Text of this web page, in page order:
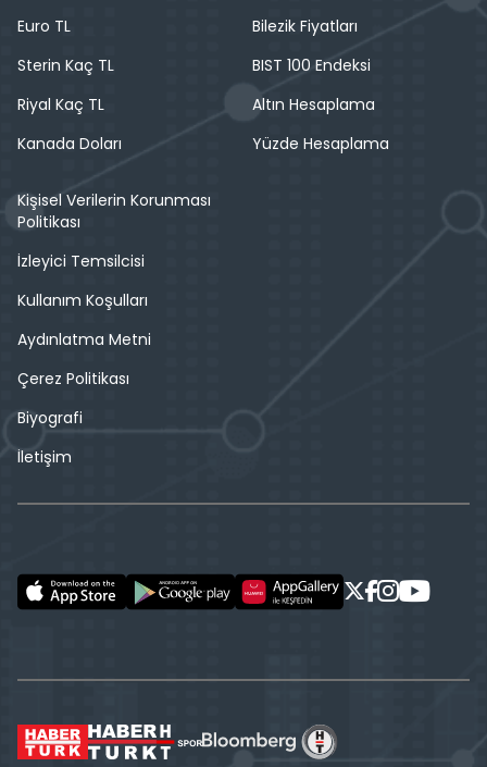
Euro TL
Sterin Kaç TL
Riyal Kaç TL
Kanada Doları
Bilezik Fiyatları
BIST 100 Endeksi
Altın Hesaplama
Yüzde Hesaplama
Kişisel Verilerin Korunması
Politikası
İzleyici Temsilcisi
Kullanım Koşulları
Aydınlatma Metni
Çerez Politikası
Biyografi
İletişim